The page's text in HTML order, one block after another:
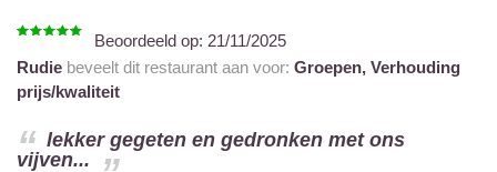
Beoordeeld op: 21/11/2025
Rudie beveelt dit restaurant aan voor: Groepen, Verhouding
prijs/kwaliteit
lekker gegeten en gedronken met ons
vijven...